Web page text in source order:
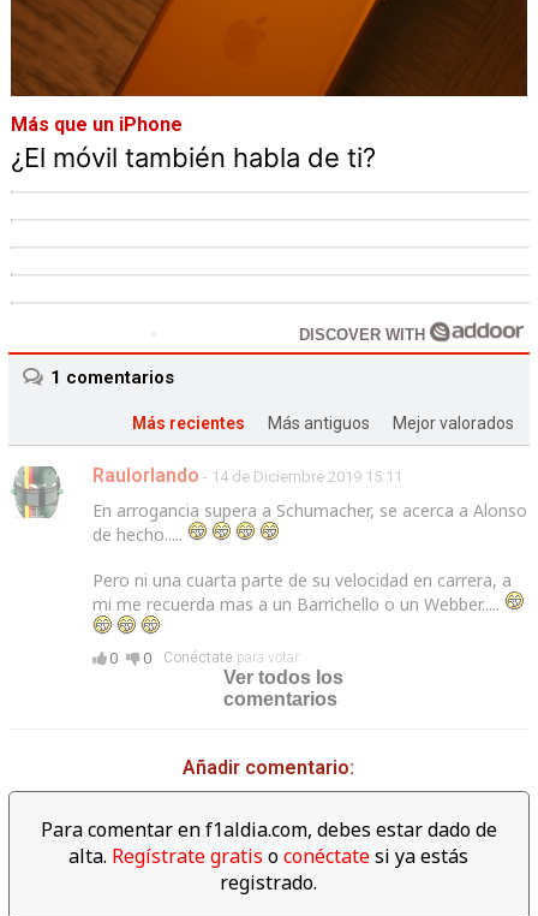
Más que un iPhone
¿El móvil también habla de ti?
DISCOVER WITH
1 comentarios
Más recientes Más antiguos Mejor valorados
Raulorlando - 14 de Diciembre 2019 15:11
En arrogancia supera a Schumacher, se acerca a Alonso
de hecho.....
Pero ni una cuarta parte de su velocidad en carrera, a
mi me recuerda mas a un Barrichello o un Webber.....
0 0 Conéctatepara votar
Ver todos los
comentarios
Añadir comentario:
Para comentar en f1aldia.com, debes estar dado de
alta. Regístrate gratis oconéctatesi ya estás
registrado.